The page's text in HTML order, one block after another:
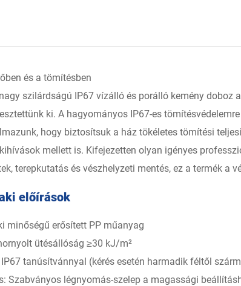
és a tömítésben
szilárdságú IP67 vízálló és porálló kemény doboz
ki. A hagyományos IP67-es
hogy biztosítsuk a ház tökéletes tömítési
mellett is. Kifejezetten olyan igényes
terepkutatás és vészhelyzeti mentés, ez a termék a
előírások
minőségű erősített PP műanyag
ütésállóság ≥30 kJ/m²
tanúsítvánnyal (kérés esetén harmadik féltől
Szabványos légnyomás-szelep a magassági